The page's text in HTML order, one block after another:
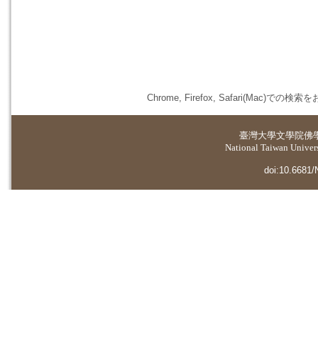
Chrome, Firefox, Safari(Mac)での検索を
臺灣大學文學院佛
National Taiwan
doi:10.6681/